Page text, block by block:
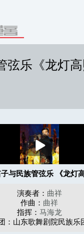
弦乐《龙灯
播
放
与民族管弦乐 《龙灯高
演奏者： 曲祥
作曲： 曲祥
指挥： 马海龙
：山东歌舞剧院民族乐